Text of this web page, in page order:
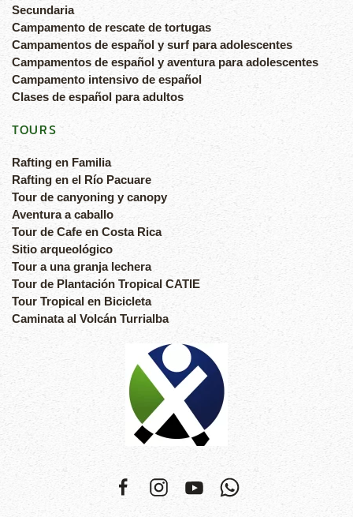
Secundaria
Campamento de rescate de tortugas
Campamentos de español y surf para adolescentes
Campamentos de español y aventura para adolescentes
Campamento intensivo de español
Clases de español para adultos
TOURS
Rafting en Familia
Rafting en el Río Pacuare
Tour de canyoning y canopy
Aventura a caballo
Tour de Cafe en Costa Rica
Sitio arqueológico
Tour a una granja lechera
Tour de Plantación Tropical CATIE
Tour Tropical en Bicicleta
Caminata al Volcán Turrialba